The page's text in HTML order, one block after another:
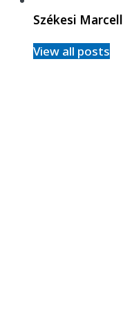
Székesi Marcell
View all posts